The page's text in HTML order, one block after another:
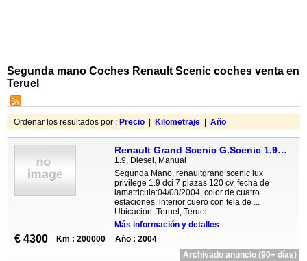
Segunda mano Coches Renault Scenic coches venta en
Teruel
Ordenar los resultados por : Precio Kilometraje Año
Renault Grand Scenic G.Scenic 1.9dCi Luxe Privilege
1.9, Diesel, Manual
Segunda Mano, renaultgrand scenic lux
privilege 1.9 dci 7 plazas 120 cv, fecha de
lamatricula:04/08/2004, color de cuatro
estaciones. interior cuero con tela de ...
Ubicación: Teruel, Teruel
Más información y detalles
€ 4300 Km : 200000
Año : 2004
Archivado anuncio (90+ días)